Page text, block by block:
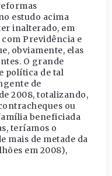
estudo acima
inalterado, em
Previdência e
obviamente, elas
O grande
política de tal
de
2008, totalizando,
ou
beneficiada
teríamos o
mais de metade da
em 2008),